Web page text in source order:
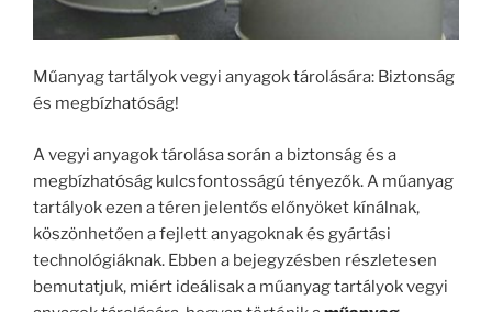
Műanyag tartályok vegyi anyagok tárolására: Biztonság
és megbízhatóság!
A vegyi anyagok tárolása során a biztonság és a
megbízhatóság kulcsfontosságú tényezők. A műanyag
tartályok ezen a téren jelentős előnyöket kínálnak,
köszönhetően a fejlett anyagoknak és gyártási
technológiáknak. Ebben a bejegyzésben részletesen
bemutatjuk, miért ideálisak a műanyag tartályok vegyi